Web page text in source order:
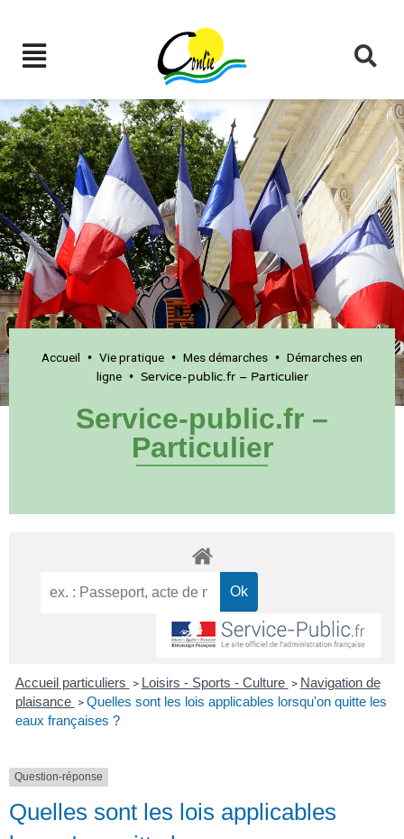
Accueil • Vie pratique • Mes démarches • Démarches en
ligne• Service-public.fr – Particulier
Service-public.fr –
Particulier
Accueil particuliers > Loisirs - Sports - Culture > Navigation de
plaisance > Quelles sont les lois applicables lorsqu'on quitte les
eaux françaises ?
Question-réponse
Quelles sont les lois applicables